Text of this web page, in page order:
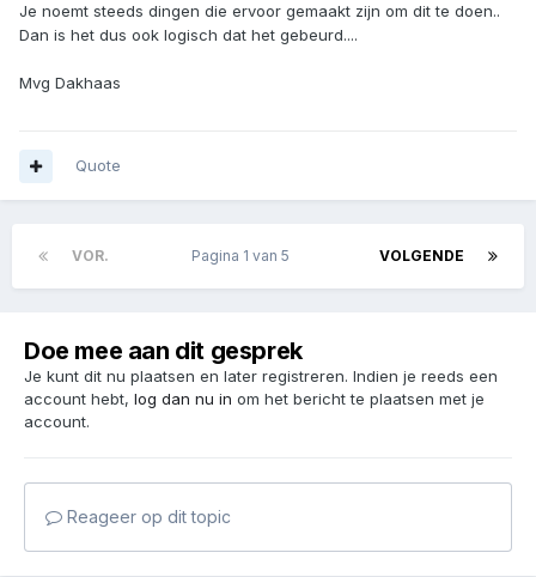
Je noemt steeds dingen die ervoor gemaakt zijn om dit te doen..
Dan is het dus ook logisch dat het gebeurd....
Mvg Dakhaas
Quote
VOR. VOLGENDE
Pagina 1 van 5
Doe mee aan dit gesprek
Je kunt dit nu plaatsen en later registreren. Indien je reeds een
account hebt, log dan nu in om het bericht te plaatsen met je
account.
Reageer op dit topic